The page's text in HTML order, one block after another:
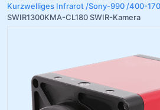
Kurzwelliges Infrarot /Sony-990 /400-
SWIR1300KMA-CL180 SWIR-Kamera